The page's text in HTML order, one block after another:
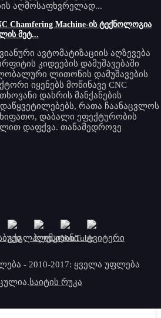
აღმოსაფხვრელად...
Chamfering Machine-ის ტექნოლოგია
მეტ...
ავტომატიზაციის აღზევება
კიდეების დამუშავებაში
ლითონის დამუშავების
იყენებს მოწინავე CNC
დახრის მანქანების
რათა ჩაანაცვლოს
დაბალი ეფექტურობის
დაფქვა. თანამედროვე
- 2010-2017: ყველა უფლება
საიტის რუკა